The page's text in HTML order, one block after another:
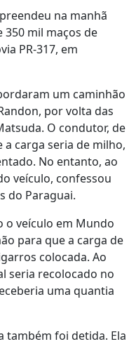
na manhã
mil maços de
PR-317, em
um caminhão
por volta das
O condutor, de
carga seria de milho,
No entanto, ao
veículo, confessou
do Paraguai.
o veículo em Mundo
para que a carga de
colocada. Ao
seria recolocado no
uma quantia
também foi detida. Ela